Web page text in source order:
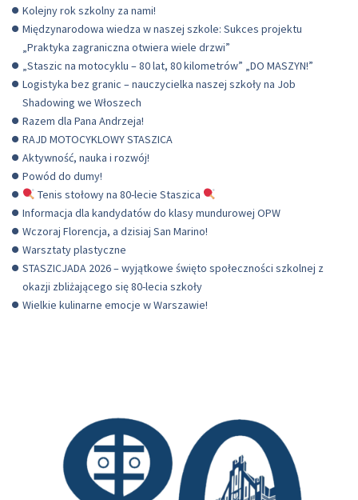
Kolejny rok szkolny za nami!
Międzynarodowa wiedza w naszej szkole: Sukces projektu
„Praktyka zagraniczna otwiera wiele drzwi”
„Staszic na motocyklu – 80 lat, 80 kilometrów” „DO MASZYN!”
Logistyka bez granic – nauczycielka naszej szkoły na Job
Shadowing we Włoszech
Razem dla Pana Andrzeja!
RAJD MOTOCYKLOWY STASZICA
Aktywność, nauka i rozwój!
Powód do dumy!
Tenis stołowy na 80-lecie Staszica
Informacja dla kandydatów do klasy mundurowej OPW
Wczoraj Florencja, a dzisiaj San Marino!
Warsztaty plastyczne
STASZICJADA 2026 – wyjątkowe święto społeczności szkolnej z
okazji zbliżającego się 80-lecia szkoły
Wielkie kulinarne emocje w Warszawie!